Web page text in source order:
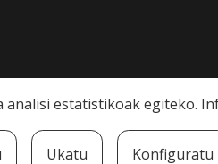
estatistikoak egiteko.
Ukatu Konfiguratu